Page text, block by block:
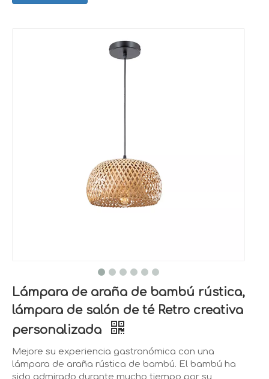
Lámpara de araña de bambú rústica,
lámpara de salón de té Retro creativa
personalizada
Mejore su experiencia gastronómica con una
lámpara de araña rústica de bambú. El bambú ha